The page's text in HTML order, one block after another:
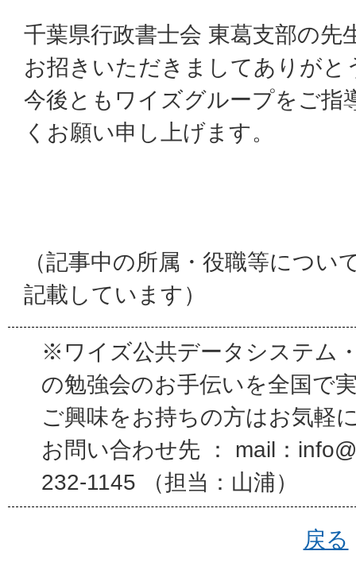
千葉県行政書士会 東葛支部の先
お招きいただきましてありがと
今後ともワイズグループをご指
くお願い申し上げます。
（記事中の所属・役職等につい
記載しています）
※ワイズ公共データシステム
の勉強会のお手伝いを全国で
ご興味をお持ちの方はお気軽
お問い合わせ先 ： mail：
232-1145 （担当：山浦）
戻る